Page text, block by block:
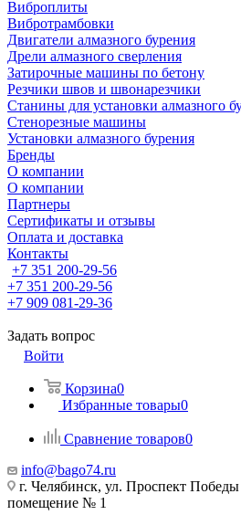
Виброплиты
Вибротрамбовки
Двигатели алмазного бурения
Дрели алмазного сверления
Затирочные машины по бетону
Резчики швов и швонарезчики
Станины для установки алмазного
Стенорезные машины
Установки алмазного бурения
Бренды
О компании
О компании
Партнеры
Cертификаты и отзывы
Оплата и доставка
Контакты
+7 351 200-29-56
+7 351 200-29-56
+7 909 081-29-36
Задать вопрос
Войти
Корзина0
Избранные товары0
Сравнение товаров0
info@bago74.ru
г. Челябинск, ул. Проспект
помещение № 1